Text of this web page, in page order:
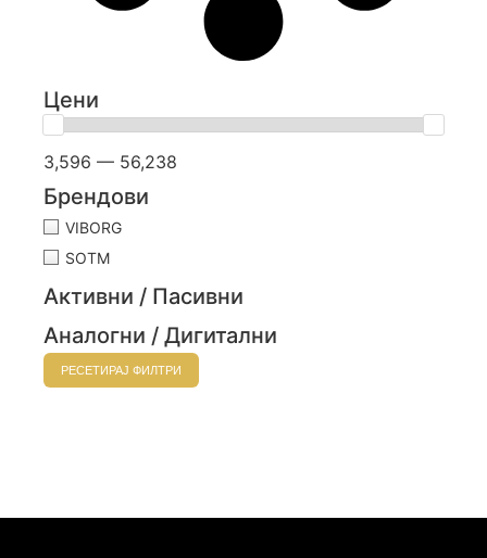
Цени
3,596 — 56,238
Брендови
VIBORG
SOTM
Активни / Пасивни
Аналогни / Дигитални
РЕСЕТИРАЈ ФИЛТРИ